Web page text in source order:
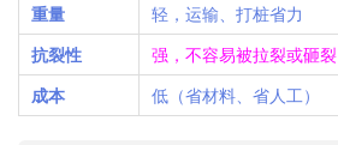
重量
轻，运输、打桩省力
抗裂性
强，不容易被拉裂或砸裂
成本
低（省材料、省人工）